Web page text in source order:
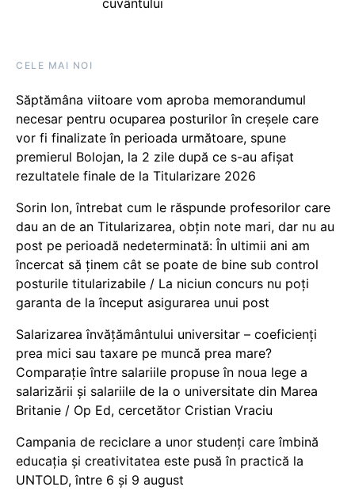
CELE MAI NOI
Săptămâna viitoare vom aproba memorandumul
necesar pentru ocuparea posturilor în creșele care
vor fi finalizate în perioada următoare, spune
premierul Bolojan, la 2 zile după ce s-au afișat
rezultatele finale de la Titularizare 2026
Sorin Ion, întrebat cum le răspunde profesorilor care
dau an de an Titularizarea, obțin note mari, dar nu au
post pe perioadă nedeterminată: În ultimii ani am
încercat să ținem cât se poate de bine sub control
posturile titularizabile / La niciun concurs nu poți
garanta de la început asigurarea unui post
Salarizarea învățământului universitar – coeficienți
prea mici sau taxare pe muncă prea mare?
Comparație între salariile propuse în noua lege a
salarizării și salariile de la o universitate din Marea
Britanie / Op Ed, cercetător Cristian Vraciu
Campania de reciclare a unor studenți care îmbină
educația și creativitatea este pusă în practică la
UNTOLD, între 6 și 9 august